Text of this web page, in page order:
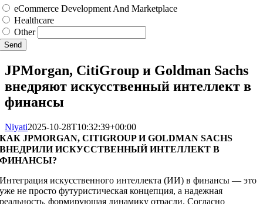
eCommerce Development And Marketplace
Healthcare
Other
Send
JPMorgan, CitiGroup и Goldman Sachs
внедряют искусственный интеллект в
финансы
Niyati2025-10-28T10:32:39+00:00
КАК JPMORGAN, CITIGROUP И GOLDMAN SACHS
ВНЕДРИЛИ ИСКУССТВЕННЫЙ ИНТЕЛЛЕКТ В
ФИНАНСЫ?
Интеграция искусственного интеллекта (ИИ) в финансы — это
уже не просто футуристическая концепция, а надежная
реальность, формирующая динамику отрасли. Согласно